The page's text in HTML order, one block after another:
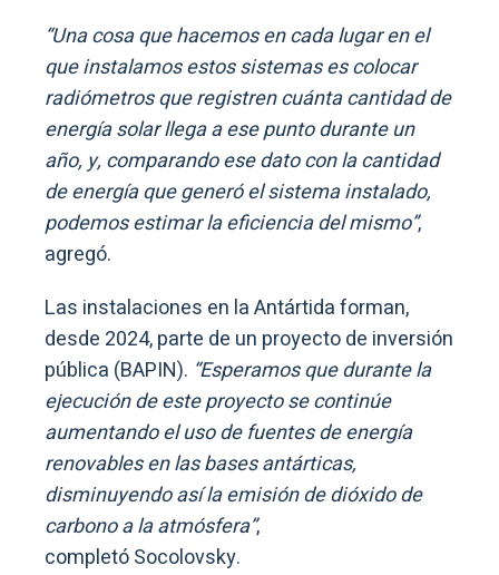
“Una cosa que hacemos en cada lugar en el
que instalamos estos sistemas es colocar
radiómetros que registren cuánta cantidad de
energía solar llega a ese punto durante un
año, y, comparando ese dato con la cantidad
de energía que generó el sistema instalado,
podemos estimar la eficiencia del mismo”,
agregó.
Las instalaciones en la Antártida forman,
desde 2024, parte de un proyecto de inversión
pública (BAPIN). “Esperamos que durante la
ejecución de este proyecto se continúe
aumentando el uso de fuentes de energía
renovables en las bases antárticas,
disminuyendo así la emisión de dióxido de
carbono a la atmósfera”,
completó Socolovsky.